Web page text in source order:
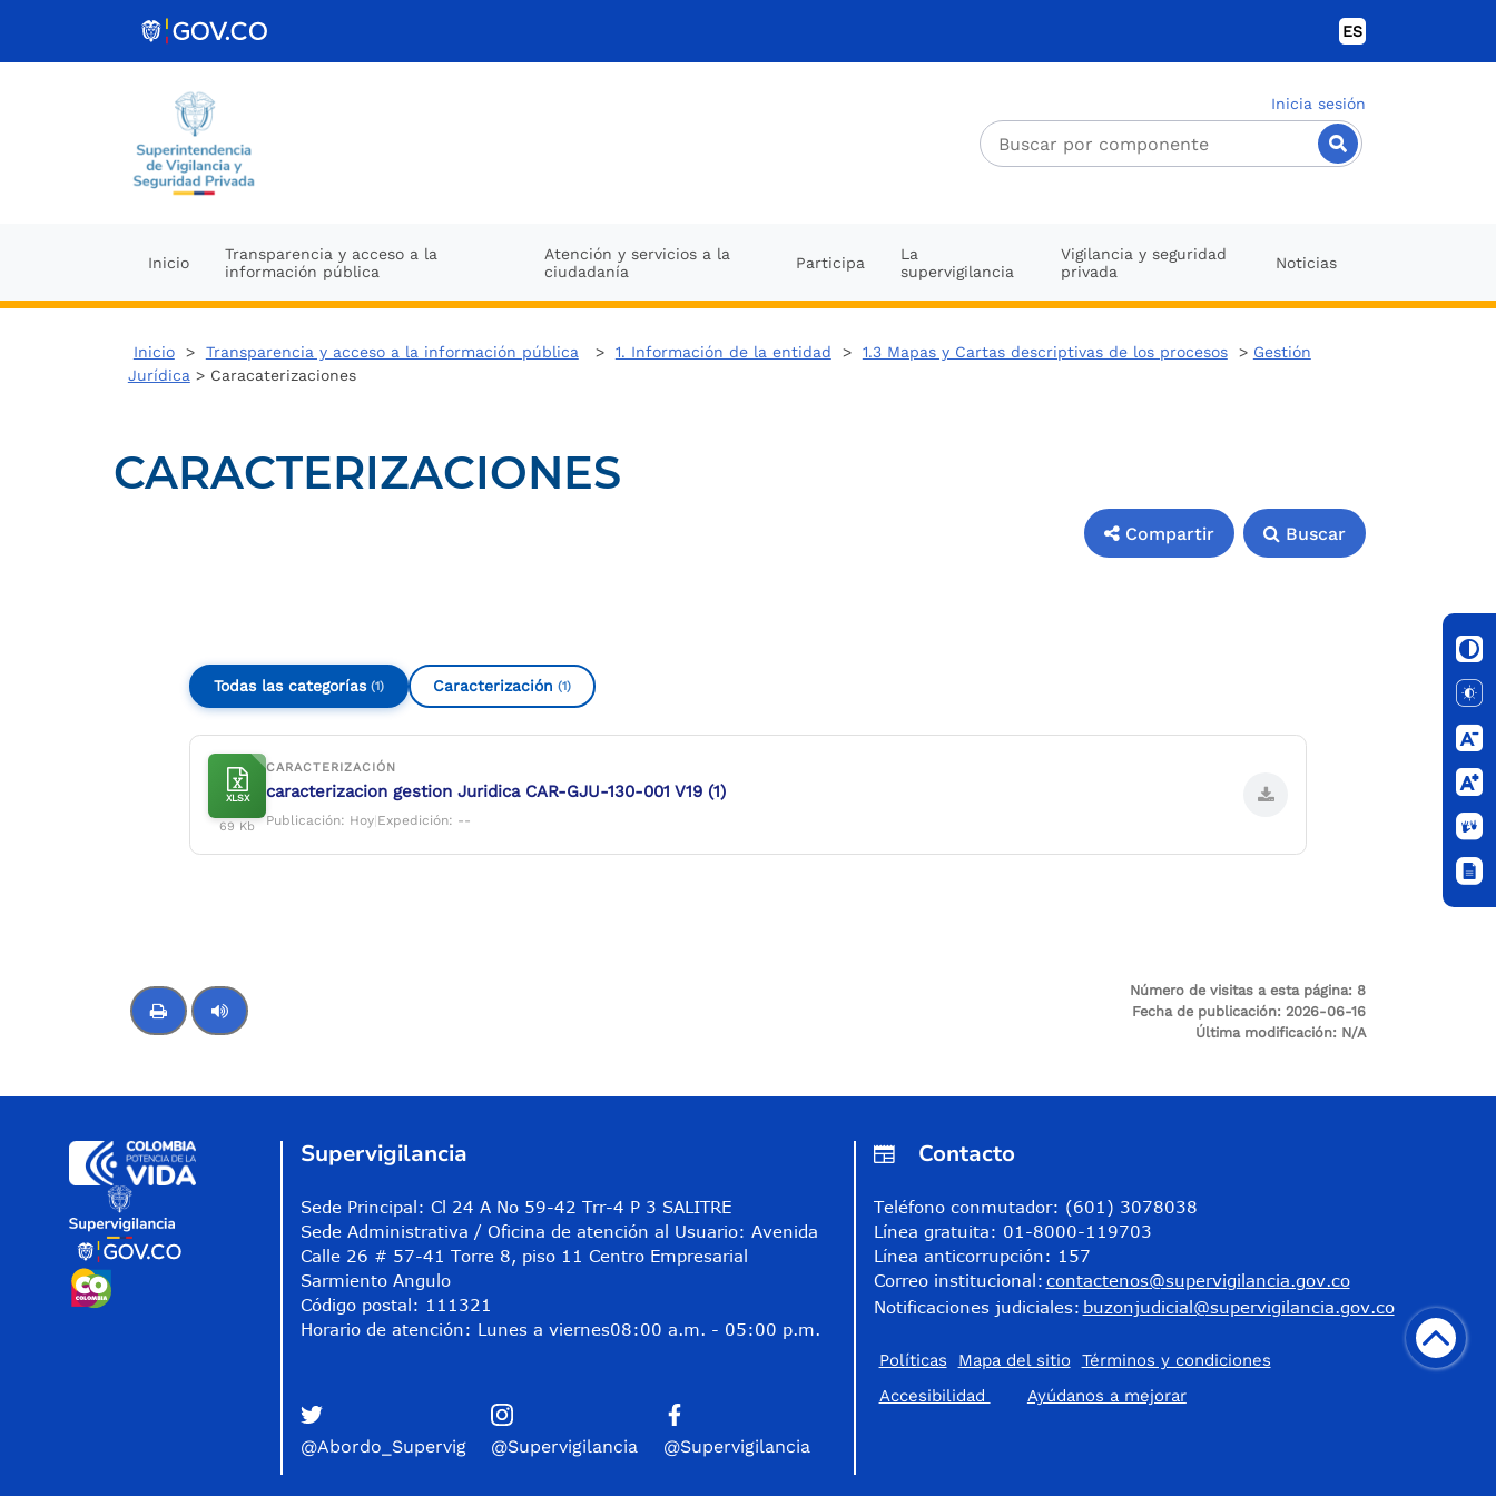
ES
Inicia sesión
Inicio
Transparencia y acceso a la
información pública
Atención y servicios a la
ciudadanía
Participa
La
supervigilancia
Vigilancia y seguridad
privada
Noticias
Inicio> Transparencia y acceso a la información pública > 1. Información de la entidad > 1.3 Mapas y Cartas descriptivas de los procesos> Gestión
Jurídica > Caracaterizaciones
CARACTERIZACIONES
Compartir Buscar
Todas las categorías (1) Caracterización (1)
XLSX
69 Kb
CARACTERIZACIÓN
caracterizacion gestion Juridica CAR-GJU-130-001 V19 (1)
Publicación: Hoy|Expedición: --
Número de visitas a esta página: 8
Fecha de publicación: 2026-06-16
Última modificación: N/A
Supervigilancia
Sede Principal: Cl 24 A No 59-42 Trr-4 P 3 SALITRE
Sede Administrativa / Oficina de atención al Usuario: Avenida
Calle 26 # 57-41 Torre 8, piso 11 Centro Empresarial
Sarmiento Angulo
Código postal: 111321
Horario de atención: Lunes a viernes08:00 a.m. - 05:00 p.m.
@Abordo_Supervig @Supervigilancia @Supervigilancia
Contacto
Teléfono conmutador: (601) 3078038
Línea gratuita: 01-8000-119703
Línea anticorrupción: 157
Correo institucional: contactenos@supervigilancia.gov.co
Notificaciones judiciales: buzonjudicial@supervigilancia.gov.co
Políticas Mapa del sitio
Términos y condiciones
Accesibilidad
​Ayúdanos a mejorar